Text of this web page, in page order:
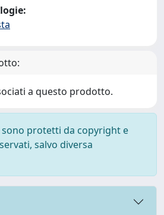
a questo prodotto.
sono protetti da copyright e
salvo diversa